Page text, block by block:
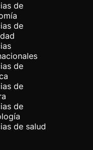
de
de
de
de
de
de salud